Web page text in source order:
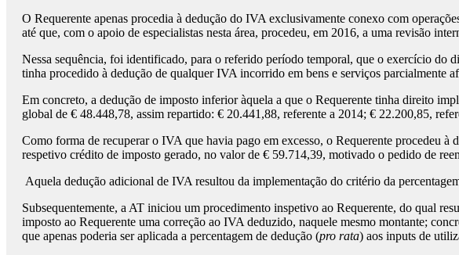
O Requerente apenas procedia à dedução do IVA exclusivamente conexo com
até que, com o apoio de especialistas nesta área, procedeu, em 2016, a uma revisão
Nessa sequência, foi identificado, para o referido período temporal, que o exercício do
tinha procedido à dedução de qualquer IVA incorrido em bens e serviços parcialmente
Em concreto, a dedução de imposto inferior àquela a que o Requerente tinha direito
global de € 48.448,78, assim repartido: € 20.441,88, referente a 2014; € 22.200,85,
Como forma de recuperar o IVA que havia pago em excesso, o Requerente procedeu
respetivo crédito de imposto gerado, no valor de € 59.714,39, motivado o pedido de
Aquela dedução adicional de IVA resultou da implementação do critério da
Subsequentemente, a AT iniciou um procedimento inspetivo ao Requerente, do qual
imposto ao Requerente uma correção ao IVA deduzido, naquele mesmo montante;
que apenas poderia ser aplicada a percentagem de dedução (pro rata) aos inputs de